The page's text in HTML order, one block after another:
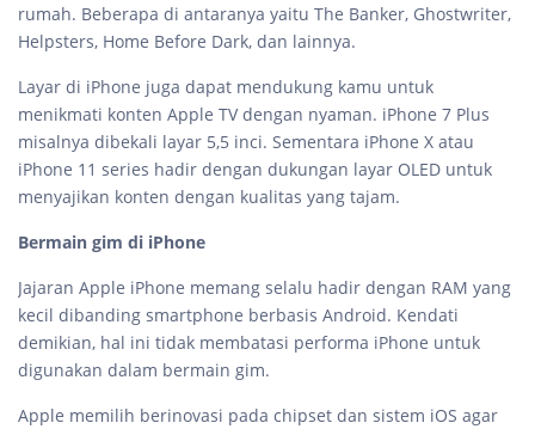
rumah. Beberapa di antaranya yaitu The Banker, Ghostwriter,
Helpsters, Home Before Dark, dan lainnya.
Layar di iPhone juga dapat mendukung kamu untuk
menikmati konten Apple TV dengan nyaman. iPhone 7 Plus
misalnya dibekali layar 5,5 inci. Sementara iPhone X atau
iPhone 11 series hadir dengan dukungan layar OLED untuk
menyajikan konten dengan kualitas yang tajam.
Bermain gim di iPhone
Jajaran Apple iPhone memang selalu hadir dengan RAM yang
kecil dibanding smartphone berbasis Android. Kendati
demikian, hal ini tidak membatasi performa iPhone untuk
digunakan dalam bermain gim.
Apple memilih berinovasi pada chipset dan sistem iOS agar